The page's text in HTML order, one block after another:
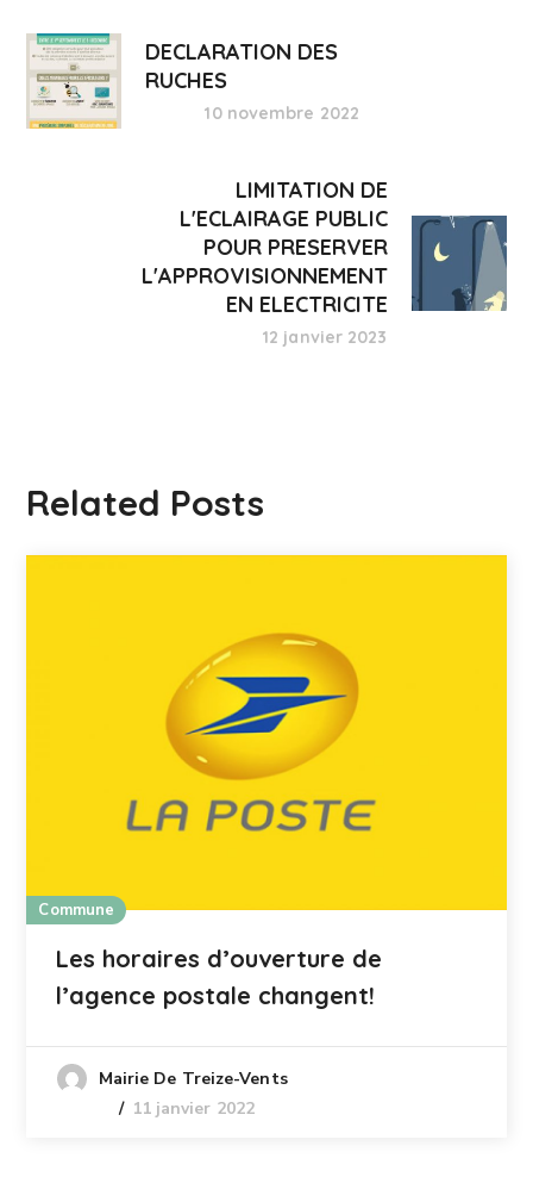
DECLARATION DES
RUCHES
10 novembre 2022
LIMITATION DE
L'ECLAIRAGE PUBLIC
POUR PRESERVER
L'APPROVISIONNEMENT
EN ELECTRICITE
12 janvier 2023
Related Posts
Commune
Les horaires d’ouverture de
l’agence postale changent!
Mairie De Treize-Vents
11 janvier 2022